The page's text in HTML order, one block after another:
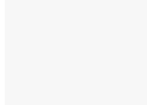
Если Вы планируете
дополнительно к документам и
необходимо заполнить и
учредителя организационную
Вашему запросу), показывающую
в цепочке и конечного
Пожалуйста, обратите внимание,
многоуровневой цепочки,